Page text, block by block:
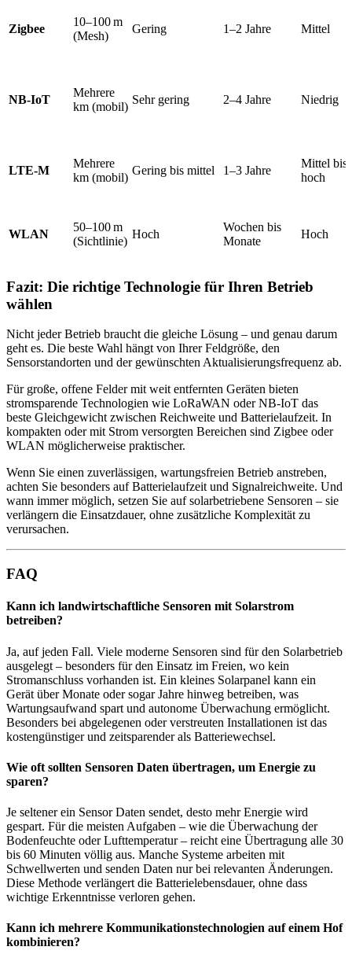
Zigbee
10–100 m
(Mesh)
Gering 1–2 Jahre Mittel
NB-IoT
Mehrere
km (mobil)
Sehr gering 2–4 Jahre Niedrig
LTE-M
Mehrere
km (mobil)
Gering bis mittel 1–3 Jahre
Mittel bis
hoch
WLAN
50–100 m
(Sichtlinie)
Hoch
Wochen bis
Monate
Hoch
Fazit: Die richtige Technologie für Ihren Betrieb
wählen
Nicht jeder Betrieb braucht die gleiche Lösung – und genau darum
geht es. Die beste Wahl hängt von Ihrer Feldgröße, den
Sensorstandorten und der gewünschten Aktualisierungsfrequenz ab.
Für große, offene Felder mit weit entfernten Geräten bieten
stromsparende Technologien wie LoRaWAN oder NB-IoT das
beste Gleichgewicht zwischen Reichweite und Batterielaufzeit. In
kompakten oder mit Strom versorgten Bereichen sind Zigbee oder
WLAN möglicherweise praktischer.
Wenn Sie einen zuverlässigen, wartungsfreien Betrieb anstreben,
achten Sie besonders auf Batterielaufzeit und Signalreichweite. Und
wann immer möglich, setzen Sie auf solarbetriebene Sensoren – sie
verlängern die Einsatzdauer, ohne zusätzliche Komplexität zu
verursachen.
FAQ
Kann ich landwirtschaftliche Sensoren mit Solarstrom
betreiben?
Ja, auf jeden Fall. Viele moderne Sensoren sind für den Solarbetrieb
ausgelegt – besonders für den Einsatz im Freien, wo kein
Stromanschluss vorhanden ist. Ein kleines Solarpanel kann ein
Gerät über Monate oder sogar Jahre hinweg betreiben, was
Wartungsaufwand spart und autonome Überwachung ermöglicht.
Besonders bei abgelegenen oder verstreuten Installationen ist das
kostengünstiger und zeitsparender als Batteriewechsel.
Wie oft sollten Sensoren Daten übertragen, um Energie zu
sparen?
Je seltener ein Sensor Daten sendet, desto mehr Energie wird
gespart. Für die meisten Aufgaben – wie die Überwachung der
Bodenfeuchte oder Lufttemperatur – reicht eine Übertragung alle 30
bis 60 Minuten völlig aus. Manche Systeme arbeiten mit
Schwellwerten und senden Daten nur bei relevanten Änderungen.
Diese Methode verlängert die Batterielebensdauer, ohne dass
wichtige Erkenntnisse verloren gehen.
Kann ich mehrere Kommunikationstechnologien auf einem Hof
kombinieren?